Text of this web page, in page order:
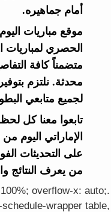
أمام جماهيره.
موقع مباريات
الحصري لمباريات
متضمناً كافة
محدثة. نلتزم
لجميع متابعي
تابعوا معنا كل
الإماراتي اليوم
على التحديثات
من يعرف النتائج
overflow-x: auto;
wrapper table,